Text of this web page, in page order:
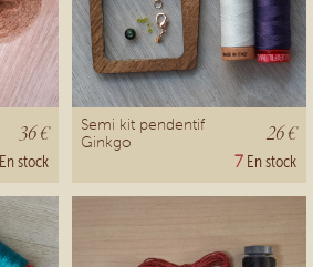
36 €
En stock
Semi kit pendentif
Ginkgo
26 €
7 En stock